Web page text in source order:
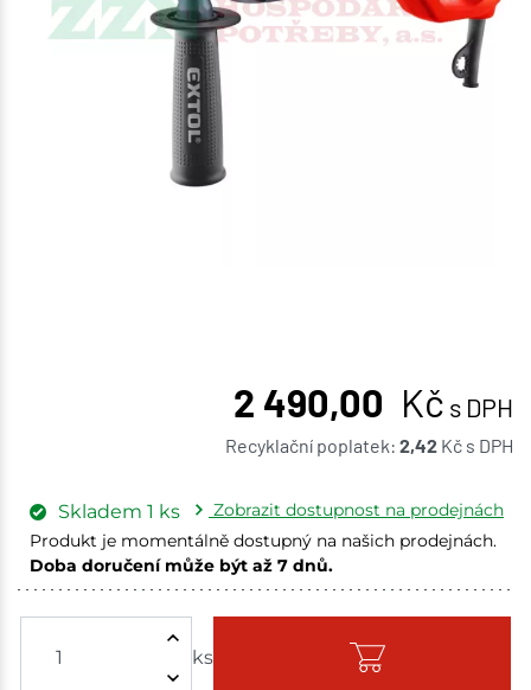
2 490,00 Kč s DPH
Recyklační poplatek: 2,42 Kč s DPH
ks
Skladem 1 ks
Zobrazit dostupnost na prodejnách
Produkt je momentálně dostupný na našich prodejnách.
Doba doručení může být až 7 dnů.
Skladem na prodejně - doručení do 7 dnů